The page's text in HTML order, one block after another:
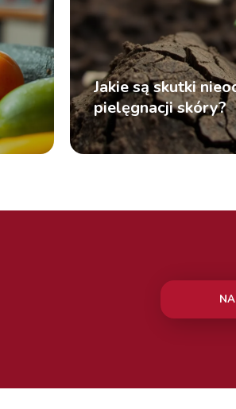
Jakie są skutki
pielęgnacji skóry?